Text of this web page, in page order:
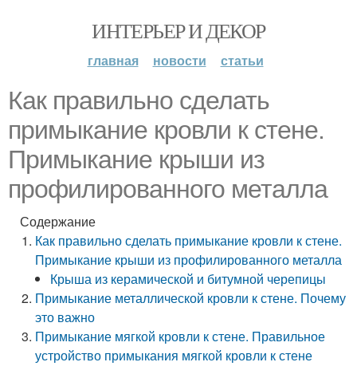
ИНТЕРЬЕР И ДЕКОР
главная новости статьи
Как правильно сделать
примыкание кровли к стене.
Примыкание крыши из
профилированного металла
Содержание
Как правильно сделать примыкание кровли к стене.
Примыкание крыши из профилированного металла
Крыша из керамической и битумной черепицы
Примыкание металлической кровли к стене. Почему
это важно
Примыкание мягкой кровли к стене. Правильное
устройство примыкания мягкой кровли к стене